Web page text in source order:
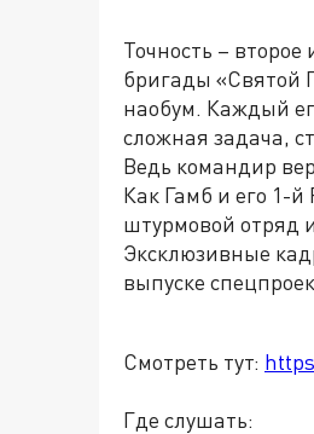
Точность –
бригады «Святой
наобум. Каждый
сложная задача,
Ведь командир
Как Гамб и его 1-
штурмовой отряд
Эксклюзивные
выпуске
Смотреть тут:
Где слушать: